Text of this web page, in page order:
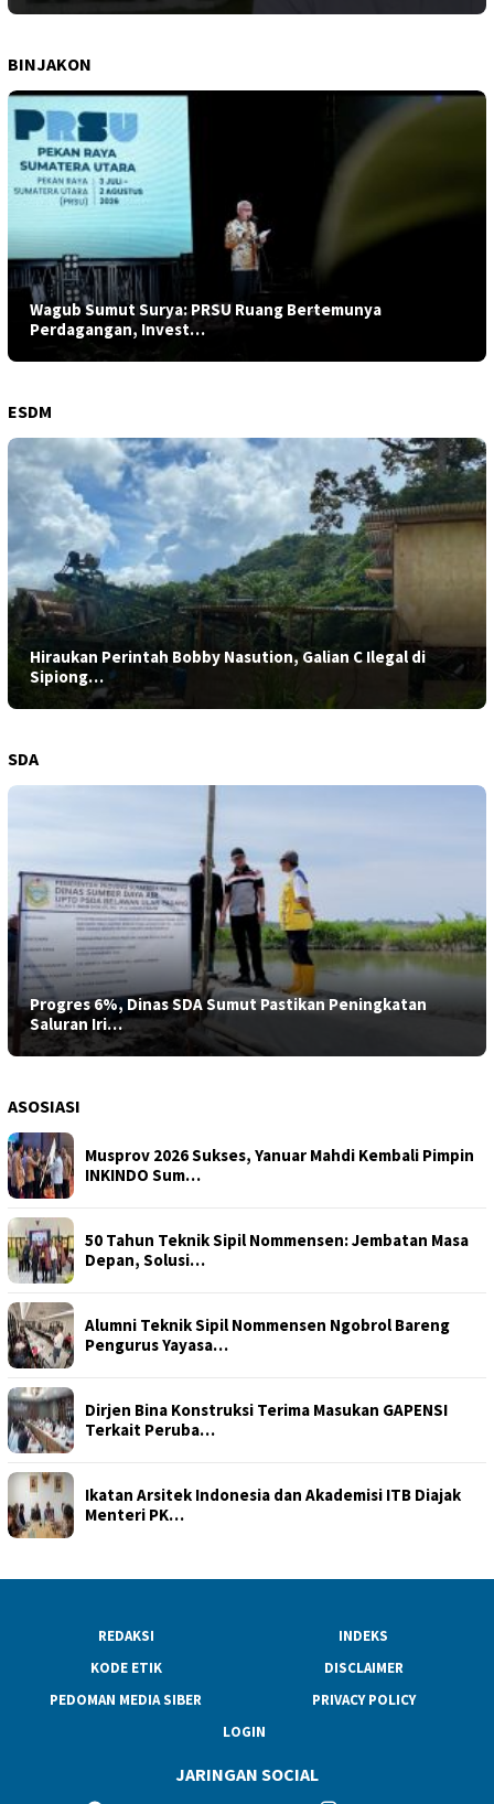
BINJAKON
Wagub Sumut Surya: PRSU Ruang Bertemunya
Perdagangan, Invest…
ESDM
Hiraukan Perintah Bobby Nasution, Galian C Ilegal di
Sipiong…
SDA
Progres 6%, Dinas SDA Sumut Pastikan Peningkatan
Saluran Iri…
ASOSIASI
Musprov 2026 Sukses, Yanuar Mahdi Kembali Pimpin
INKINDO Sum…
50 Tahun Teknik Sipil Nommensen: Jembatan Masa
Depan, Solusi…
Alumni Teknik Sipil Nommensen Ngobrol Bareng
Pengurus Yayasa…
Dirjen Bina Konstruksi Terima Masukan GAPENSI
Terkait Peruba…
Ikatan Arsitek Indonesia dan Akademisi ITB Diajak
Menteri PK…
REDAKSI
INDEKS
KODE ETIK
DISCLAIMER
PEDOMAN MEDIA SIBER
PRIVACY POLICY
LOGIN
JARINGAN SOCIAL